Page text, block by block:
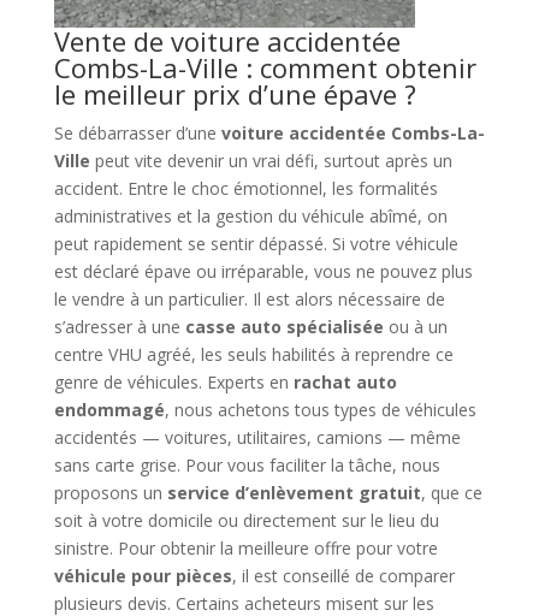
Vente de voiture accidentée
Combs-La-Ville : comment obtenir
le meilleur prix d’une épave ?
Se débarrasser d’une voiture accidentée Combs-La-
Ville peut vite devenir un vrai défi, surtout après un
accident. Entre le choc émotionnel, les formalités
administratives et la gestion du véhicule abîmé, on
peut rapidement se sentir dépassé. Si votre véhicule
est déclaré épave ou irréparable, vous ne pouvez plus
le vendre à un particulier. Il est alors nécessaire de
s’adresser à une casse auto spécialisée ou à un
centre VHU agréé, les seuls habilités à reprendre ce
genre de véhicules. Experts en rachat auto
endommagé, nous achetons tous types de véhicules
accidentés — voitures, utilitaires, camions — même
sans carte grise. Pour vous faciliter la tâche, nous
proposons un service d’enlèvement gratuit, que ce
soit à votre domicile ou directement sur le lieu du
sinistre. Pour obtenir la meilleure offre pour votre
véhicule pour pièces, il est conseillé de comparer
plusieurs devis. Certains acheteurs misent sur les